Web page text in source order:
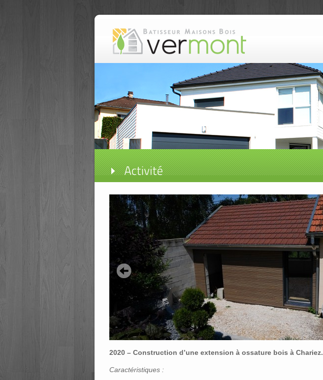
2020 – Construction d’une extension à ossature bois à Chariez.
Caractéristiques :